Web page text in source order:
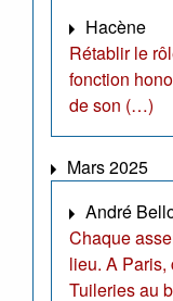
Hacène
Rétablir le
fonction
de son (…)
Mars 2025
André
Chaque
lieu. A Paris,
Tuileries au